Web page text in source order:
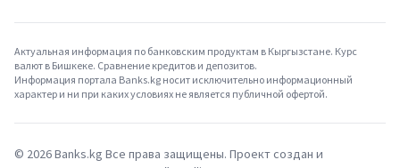
Актуальная информация по банковским продуктам в Кыргызстане. Курс
валют в Бишкеке. Сравнение кредитов и депозитов.
Информация портала Banks.kg носит исключительно информационный
характер и ни при каких условиях не является публичной офертой.
© 2026Banks.kg Все права защищены. Проект создан и